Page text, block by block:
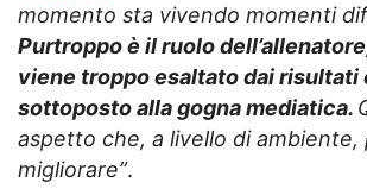
momento sta vivendo momenti
Purtroppo è il ruolo
viene troppo esaltato dai risultati
sottoposto alla gogna mediatica.
aspetto che, a livello di ambiente,
migliorare”.